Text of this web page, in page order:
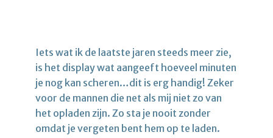
Iets wat ik de laatste jaren steeds meer zie,
is het display wat aangeeft hoeveel minuten
je nog kan scheren…dit is erg handig! Zeker
voor de mannen die net als mij niet zo van
het opladen zijn. Zo sta je nooit zonder
omdat je vergeten bent hem op te laden.